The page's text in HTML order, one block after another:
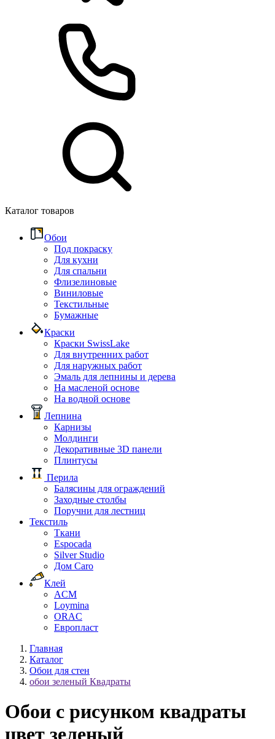
Каталог товаров
Обои
Под покраску
Для кухни
Для спальни
Флизелиновые
Виниловые
Текстильные
Бумажные
Краски
Краски SwissLake
Для внутренних работ
Для наружных работ
Эмаль для лепнины и дерева
На масленой основе
На водной основе
Лепнина
Карнизы
Молдинги
Декоративные 3D панели
Плинтусы
Перила
Балясины для ограждений
Заходные столбы
Поручни для лестниц
Текстиль
Ткани
Espocada
Silver Studio
Дом Caro
Клей
ACM
Loymina
ORAC
Европласт
Главная
Каталог
Обои для стен
обои зеленый Квадраты
Обои с рисунком квадраты
цвет зеленый